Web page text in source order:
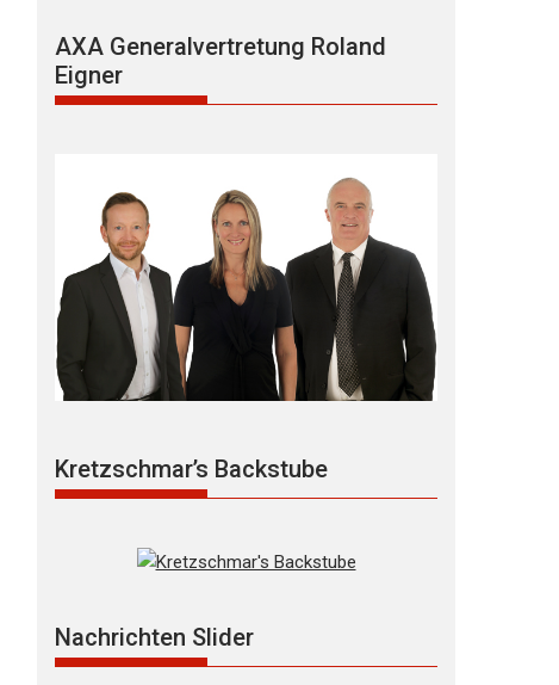
AXA Generalvertretung Roland
Eigner
Kretzschmar’s Backstube
Nachrichten Slider